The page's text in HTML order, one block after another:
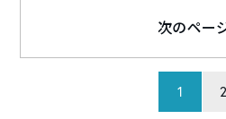
1 2
次のペー